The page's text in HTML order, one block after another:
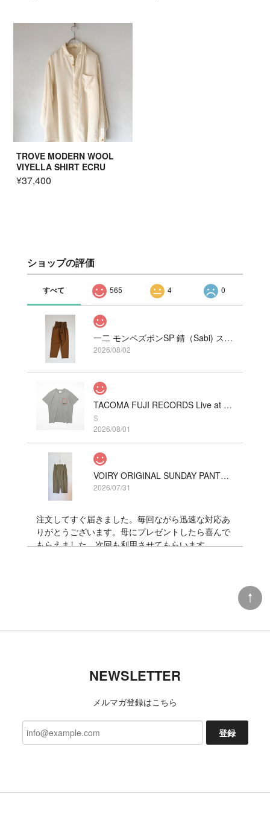
TROVE MODERN WOOL
VIYELLA SHIRT ECRU
¥37,400
ショップの評価
すべて 565 4 0
一二 モンペズボンSP 錆（Sabi) ストレッチ
2026/08/02
TACOMA FUJI RECORDS Live at Fillmore!? Tee designed by Hirohisa Yokoyama HEATHER GRAY
S
2026/08/01
VOIRY ORIGINAL SUNDAY PANTS-C/LINEN COLOR カーキ
2026/07/31
注文してすぐ届きました。毎回ながら迅速な対応あ
りがとうございます。母にプレゼントしたら喜んで
もらえました。次回も利用させてもらいます。
L
今回も、迅速な対応ありがとうございました 新たな
発見、楽しみにしております!
るよう努めます。 今後ともよろしくお
NEWSLETTER
メルマガ登録はこちら
登録